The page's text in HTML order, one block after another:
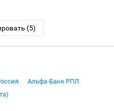
(5)
Альфа-Банк РПЛ